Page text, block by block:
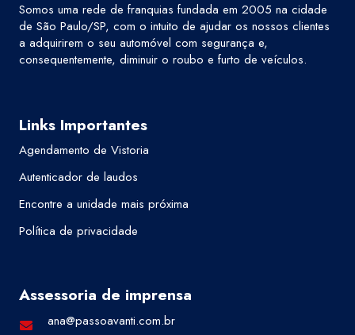
Somos uma rede de franquias fundada em 2005 na cidade
de São Paulo/SP, com o intuito de ajudar os nossos clientes
a adquirirem o seu automóvel com segurança e,
consequentemente, diminuir o roubo e furto de veículos.
Links Importantes
Agendamento de Vistoria
Autenticador de laudos
Encontre a unidade mais próxima
Política de privacidade
Assessoria de imprensa
ana@passoavanti.com.br